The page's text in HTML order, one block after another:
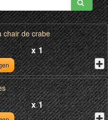
chair de crabe
x 1
x 1